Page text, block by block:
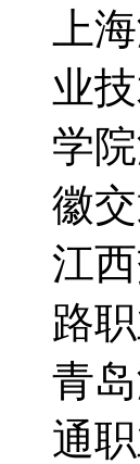
上
业
学
徽
江
路
青
通